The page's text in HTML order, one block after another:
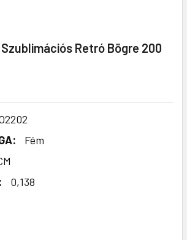
Retró Bögre 200
Fém
0,138